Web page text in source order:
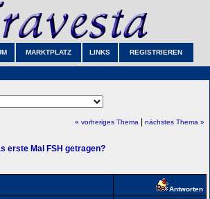
MARKTPLATZ LINKS REGISTRIEREN
« vorheriges Thema nächstes Thema »
erste Mal FSH getragen?
Antworten